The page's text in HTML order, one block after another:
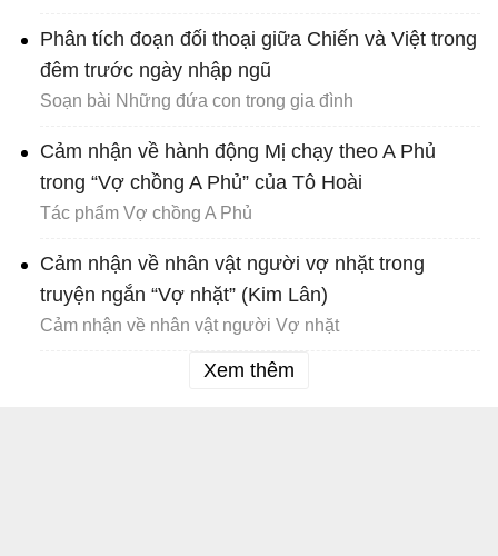
Phân tích đoạn đối thoại giữa Chiến và Việt trong
đêm trước ngày nhập ngũ
Soạn bài Những đứa con trong gia đình
Cảm nhận về hành động Mị chạy theo A Phủ
trong “Vợ chồng A Phủ” của Tô Hoài
Tác phẩm Vợ chồng A Phủ
Cảm nhận về nhân vật người vợ nhặt trong
truyện ngắn “Vợ nhặt” (Kim Lân)
Cảm nhận về nhân vật người Vợ nhặt
Xem thêm